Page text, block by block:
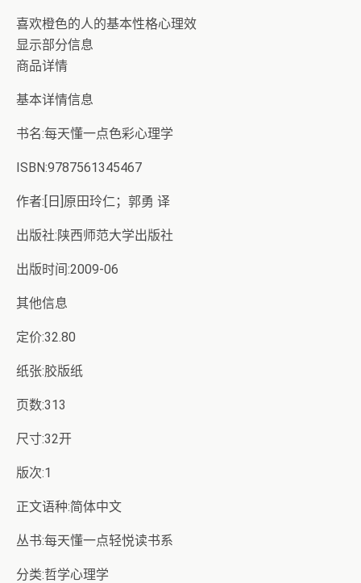
喜欢橙色的人的基本性格心理效
显示部分信息
商品详情
基本详情信息
书名:每天懂一点色彩心理学
ISBN:9787561345467
作者:[日]原田玲仁；郭勇 译
出版社:陕西师范大学出版社
出版时间:2009-06
其他信息
定价:32.80
纸张:胶版纸
页数:313
尺寸:32开
版次:1
正文语种:简体中文
丛书:每天懂一点轻悦读书系
分类:哲学心理学